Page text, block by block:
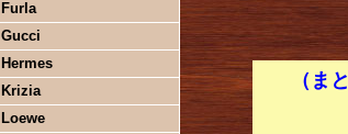
Furla
Gucci
Hermes
Krizia
Loewe
（ま